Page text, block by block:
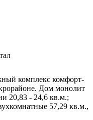
комплекс комфорт-
Дом монолит
20,83 - 24,6 кв.м.;
57,29 кв.м.,